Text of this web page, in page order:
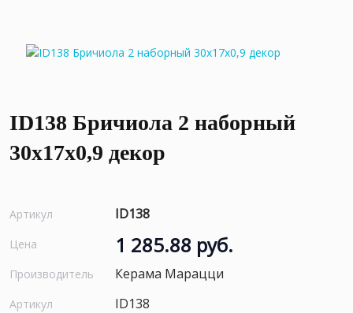
ID138 Бричиола 2 наборный
30х17x0,9 декор
Артикул ID138
Цена 1 285.88 руб.
Производитель Керама Марацци
Артикул ID138